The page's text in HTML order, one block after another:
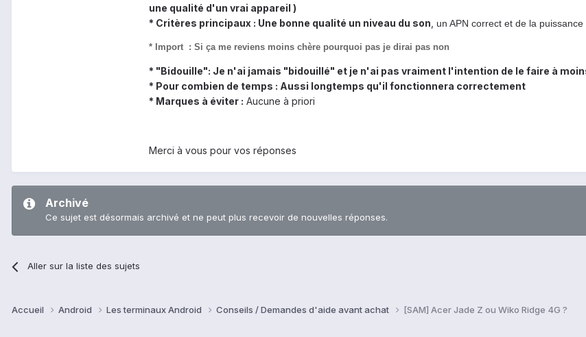
une qualité d'un vrai appareil )
* Critères principaux : Une bonne qualité un niveau du son un APN correct et de la puissance
* Import : Si ça me reviens moins chère pourquoi pas je dirai pas non
* "Bidouille": Je n'ai jamais "bidouillé" et je n'ai pas vraiment l'intention de le faire à
* Pour combien de temps : Aussi longtemps qu'il fonctionnera correctement
* Marques à éviter : Aucune à priori
Merci à vous pour vos réponses
Archivé
Ce sujet est désormais archivé et ne peut plus recevoir de nouvelles réponses.
Aller sur la liste des sujets
Accueil Android Les terminaux Android Conseils / Demandes d'aide avant achat [SAM] Acer Jade Z ou Wiko Ridge 4G ?